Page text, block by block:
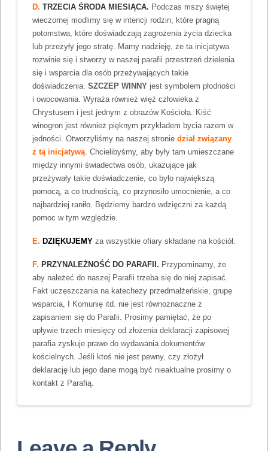
D. TRZECIA ŚRODA MIESIĄCA. Podczas mszy świętej
wieczornej modlimy się w intencji rodzin, które pragną
potomstwa, które doświadczają zagrożenia życia dziecka
lub przeżyły jego stratę. Mamy nadzieję, że ta inicjatywa
rozwinie się i stworzy w naszej parafii przestrzeń dzielenia
się i wsparcia dla osób przeżywających takie
doświadczenia. SZCZEP WINNYjest symbolem płodności
i owocowania. Wyraża również więź człowieka z
Chrystusem i jest jednym z obrazów Kościoła. Kiść
winogron jest również pięknym przykładem bycia razem w
jedności. Otworzyliśmy na naszej stronie dział związany
z tą inicjatywą. Chcielibyśmy, aby były tam umieszczane
między innymi świadectwa osób, ukazujące jak
przeżywały takie doświadczenie, co było największą
pomocą, a co trudnością, co przynosiło umocnienie, a co
najbardziej raniło. Będziemy bardzo wdzięczni za każdą
pomoc w tym względzie.
E. DZIĘKUJEMY za wszystkie ofiary składane na kościół.
F. PRZYNALEŻNOŚĆ DO PARAFII. Przypominamy, że
aby należeć do naszej Parafii trzeba się do niej zapisać.
Fakt uczęszczania na katechezy przedmałżeńskie, grupę
wsparcia, I Komunię itd. nie jest równoznaczne z
zapisaniem się do Parafii. Prosimy pamiętać, że po
upływie trzech miesięcy od złożenia deklaracji zapisowej
parafia zyskuje prawo do wydawania dokumentów
kościelnych. Jeśli ktoś nie jest pewny, czy złożył
deklarację lub jego dane mogą być nieaktualne prosimy o
kontakt z Parafią.